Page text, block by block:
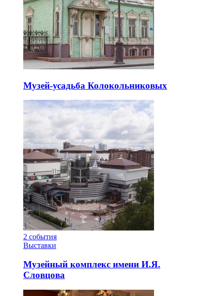
Музей-усадьба Колокольниковых
2 события
Выставки
Музейный комплекс имени И.Я.
Словцова